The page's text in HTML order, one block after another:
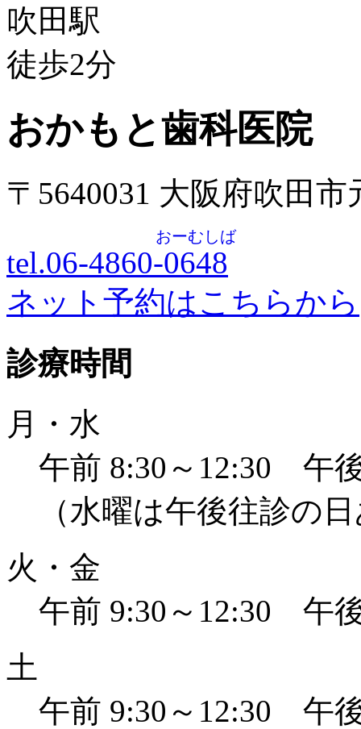
吹田駅
徒歩2分
おかもと歯科医院
〒5640031 大阪府吹田
tel.06-4860-0648
おーむしば
ネット予約はこちらから
診療時間
月・水
午前 8:30～12:30 午
（水曜は午後往診の
火・金
午前 9:30～12:30 午
土
午前 9:30～12:30 午